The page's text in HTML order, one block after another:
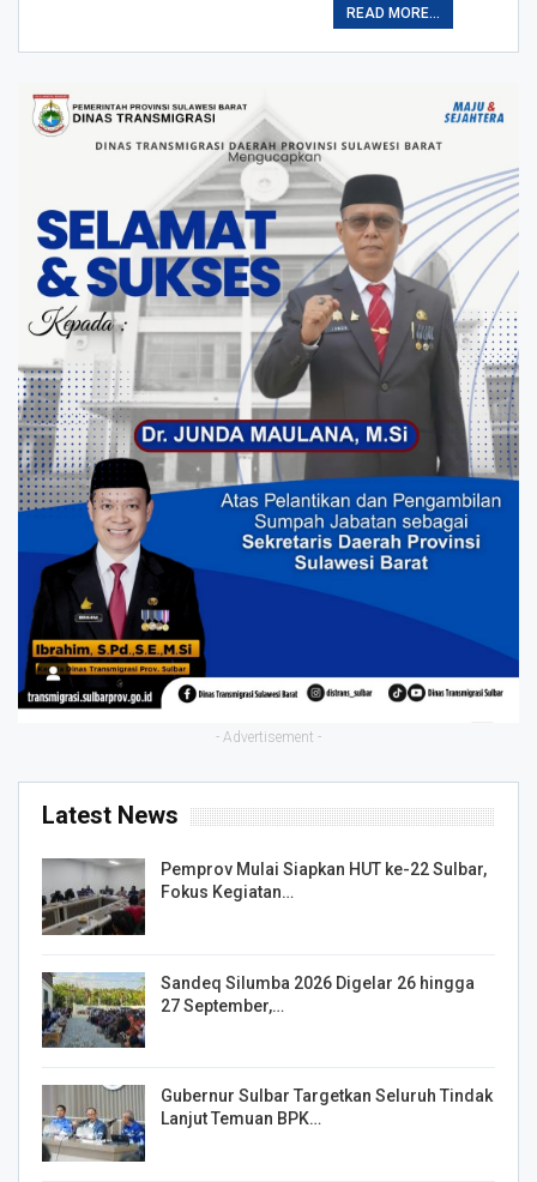
READ MORE...
- Advertisement -
Latest News
Pemprov Mulai Siapkan HUT ke-22 Sulbar,
Fokus Kegiatan…
Sandeq Silumba 2026 Digelar 26 hingga
27 September,…
Gubernur Sulbar Targetkan Seluruh Tindak
Lanjut Temuan BPK…